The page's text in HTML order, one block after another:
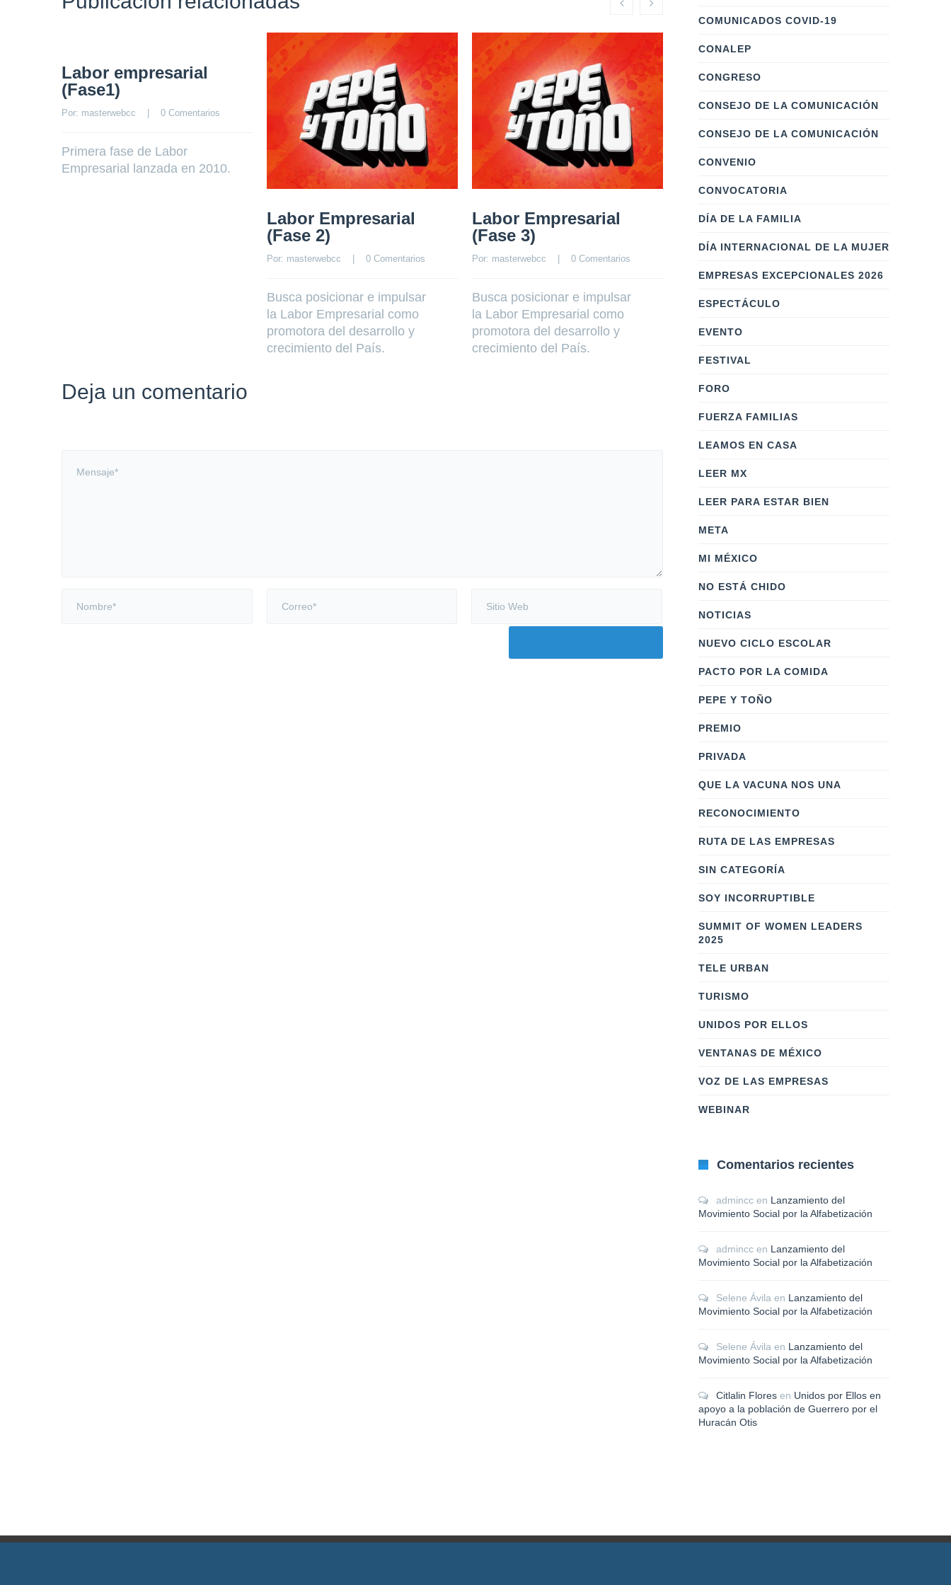
Labor empresarial
(Fase1)
Por: masterwebcc 0 Comentarios
Primera fase de Labor
Empresarial lanzada en 2010.
Labor Empresarial
(Fase 2)
Por: masterwebcc
    |
0 Comentarios
Busca posicionar e impulsar
la Labor Empresarial como
promotora del desarrollo y
crecimiento del País.
Labor Empresarial
(Fase 3)
Por: masterwebcc
    |
0 Comentarios
Busca posicionar e impulsar
la Labor Empresarial como
promotora del desarrollo y
crecimiento del País.
Labor Empresarial
Busca posicionar e impulsar
promotora del desarrollo y
Por:
Buscamos
Deja un comentario
COMUNICADOS COVID-19
CONALEP
CONGRESO
CONSEJO DE LA COMUNICACIÓN
CONSEJO DE LA COMUNICACIÓN
CONVENIO
CONVOCATORIA
DÍA DE LA FAMILIA
DÍA INTERNACIONAL DE LA MUJER
EMPRESAS EXCEPCIONALES 2026
ESPECTÁCULO
EVENTO
FESTIVAL
FORO
FUERZA FAMILIAS
LEAMOS EN CASA
LEER MX
LEER PARA ESTAR BIEN
META
MI MÉXICO
NO ESTÁ CHIDO
NOTICIAS
NUEVO CICLO ESCOLAR
PACTO POR LA COMIDA
PEPE Y TOÑO
PREMIO
PRIVADA
QUE LA VACUNA NOS UNA
RECONOCIMIENTO
RUTA DE LAS EMPRESAS
SIN CATEGORÍA
SOY INCORRUPTIBLE
SUMMIT OF WOMEN LEADERS
2025
TELE URBAN
TURISMO
UNIDOS POR ELLOS
VENTANAS DE MÉXICO
VOZ DE LAS EMPRESAS
WEBINAR
Comentarios recientes
admincc en Lanzamiento del
Movimiento Social por la Alfabetización
admincc en Lanzamiento del
Movimiento Social por la Alfabetización
Selene Ávila en Lanzamiento del
Movimiento Social por la Alfabetización
Selene Ávila en Lanzamiento del
Movimiento Social por la Alfabetización
Citlalin Flores en Unidos por Ellos en
apoyo a la población de Guerrero por el
Huracán Otis